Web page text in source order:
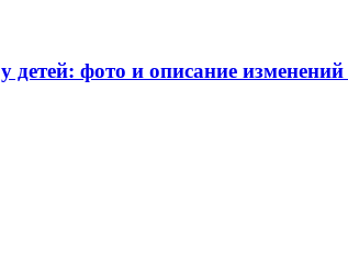
детей: фото и описание